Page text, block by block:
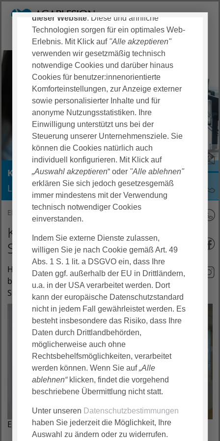
Karriereblog
Lernen Sie uns als Arbeitgeberin kennen
EKK Schaumburg Karriere Karriereblog KSL
Karriere im Klinikum
Schaumburg
Herzlich willkommen auf unserem Karriereblog! Hier
bieten wir Einblicke in die Arbeitswelt im Klinikum
Schaumburg. Viel Spaß beim Durchschauen!
Zustimmung zum "YouTube" Cookie um diesen
Inhalt anzuzeigen
Datenschutz|Impressum
Ein Job im Klinikum Schaumburg
dieser Website. Diese und ähnliche
Technologien sorgen für ein optimales Web-
Erlebnis. Mit Klick auf "Alle akzeptieren"
verwenden wir gesetzmäßig technisch
notwendige Cookies und darüber hinaus
Cookies für benutzer:innenorientierte
Komforteinstellungen, zur Anzeige externer
sowie personalisierter Inhalte und für
anonyme Nutzungsstatistiken. Ihre
Einwilligung unterstützt uns bei der
Steuerung unserer Unternehmensziele. Sie
können die Cookies natürlich auch
individuell konfigurieren. Mit Klick auf
„Auswahl akzeptieren“ oder "Alle ablehnen"
erklären Sie sich jedoch gesetzesgemäß
immer mindestens mit der Verwendung
technisch notwendiger Cookies
einverstanden.
Indem Sie externe Dienste zulassen,
willigen Sie je nach Cookie gemäß Art. 49
Abs. 1 S. 1 lit. a DSGVO ein, dass Ihre
Daten ggf. außerhalb der EU in Drittländern,
u.a. in der USA verarbeitet werden. Dort
kann der europäische Datenschutzstandard
nicht in jedem Fall gewährleistet werden. Es
besteht insbesondere das Risiko, dass Ihre
Daten durch Drittlandbehörden,
möglicherweise auch ohne
Rechtsbehelfsmöglichkeiten, verarbeitet
werden können. Wenn Sie auf„Alle
ablehnen“klicken, findet die vorgehend
beschriebene Übermittlung nicht statt.
Unter unseren Datenschutzbestimmungen
haben Sie jederzeit die Möglichkeit, Ihre
Auswahl zu ändern oder zu widerrufen.